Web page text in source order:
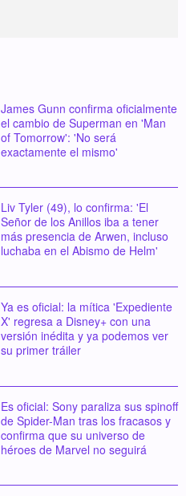
James Gunn confirma oficialmente
el cambio de Superman en 'Man
of Tomorrow': 'No será
exactamente el mismo'
Liv Tyler (49), lo confirma: 'El
Señor de los Anillos iba a tener
más presencia de Arwen, incluso
luchaba en el Abismo de Helm'
Ya es oficial: la mítica 'Expediente
X' regresa a Disney+ con una
versión inédita y ya podemos ver
su primer tráiler
Es oficial: Sony paraliza sus spinoff
de Spider-Man tras los fracasos y
confirma que su universo de
héroes de Marvel no seguirá